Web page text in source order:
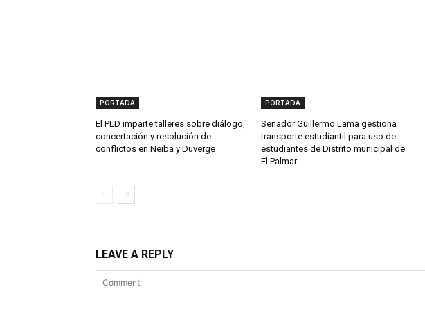
PORTADA
El PLD imparte talleres sobre diálogo,
concertación y resolución de
conflictos en Neiba y Duverge
PORTADA
Senador Guillermo Lama gestiona
transporte estudiantil para uso de
estudiantes de Distrito municipal de
El Palmar
LEAVE A REPLY